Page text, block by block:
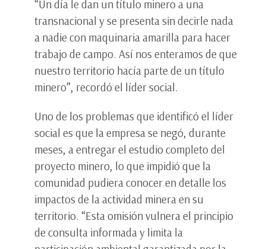
“Un día le dan un título minero a una
transnacional y se presenta sin decirle nada
a nadie con maquinaria amarilla para hacer
trabajo de campo. Así nos enteramos de que
nuestro territorio hacía parte de un título
minero”, recordó el líder social.
Uno de los problemas que identificó el líder
social es que la empresa se negó, durante
meses, a entregar el estudio completo del
proyecto minero, lo que impidió que la
comunidad pudiera conocer en detalle los
impactos de la actividad minera en su
territorio. “Esta omisión vulnera el principio
de consulta informada y limita la